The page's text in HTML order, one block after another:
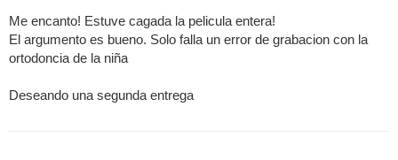
Me encanto! Estuve cagada la pelicula entera!
El argumento es bueno. Solo falla un error de grabacion con la
ortodoncia de la niña
Deseando una segunda entrega